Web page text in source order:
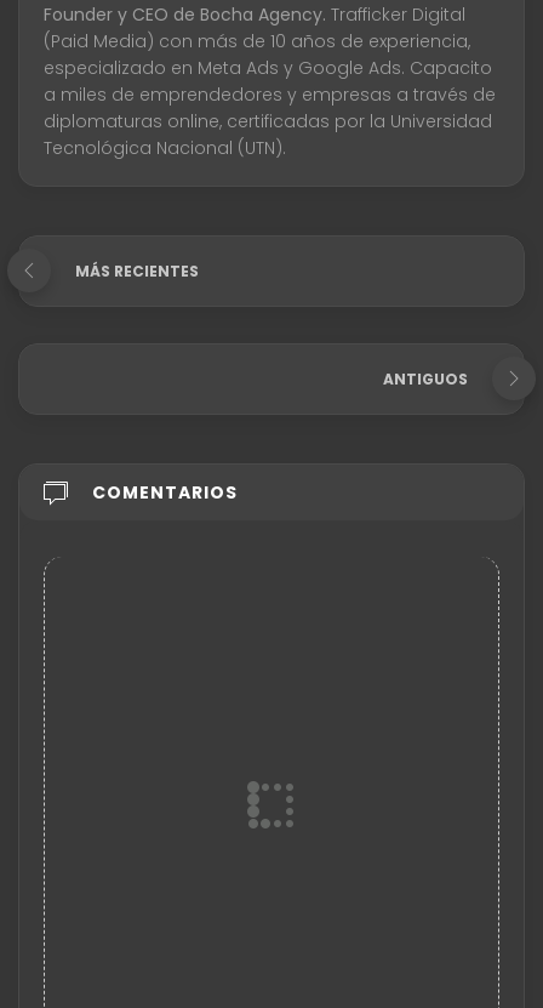
Founder y CEO de Bocha Agency. Trafficker Digital
(Paid Media) con más de 10 años de experiencia,
especializado en Meta Ads y Google Ads. Capacito
a miles de emprendedores y empresas a través de
diplomaturas online, certificadas por la Universidad
Tecnológica Nacional (UTN).
MÁS RECIENTES
ANTIGUOS
COMENTARIOS